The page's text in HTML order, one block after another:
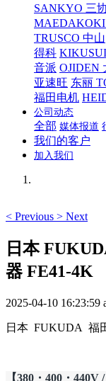
SANKYO 三
TRUSCO 中山
得科
音派 OJIDEN
亚速旺 东丽
福田电机
公司动态
全部 媒体报道
我们的客户
加入我们
< Previous > Next
日本
器 FE41-4K
2025-04-10 16:23:59
日本 FUKUDA 福
【380・400・440V